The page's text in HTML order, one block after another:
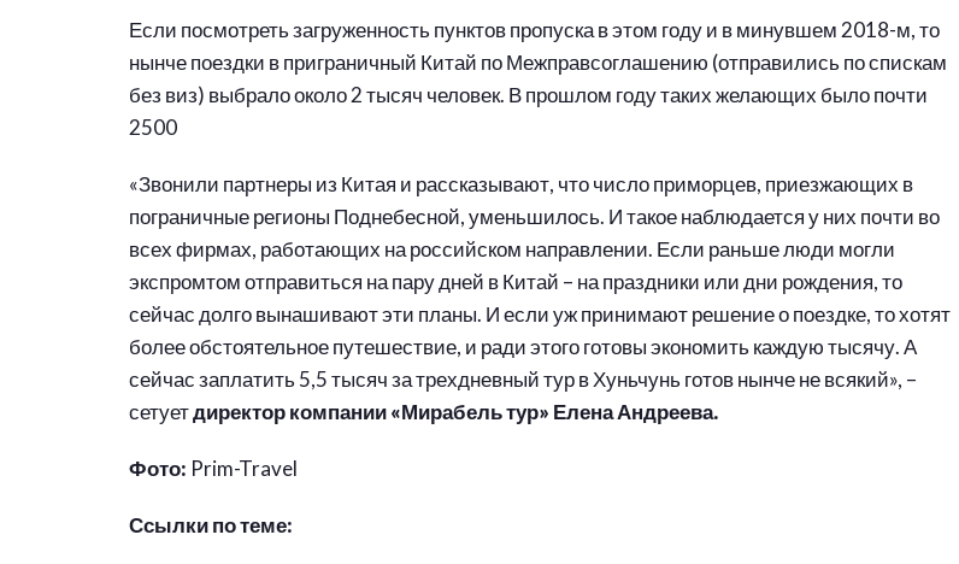
Если посмотреть загруженность пунктов пропуска в этом году и в минувшем 2018-м, то
нынче поездки в приграничный Китай по Межправсоглашению (отправились по спискам
без виз) выбрало около 2 тысяч человек. В прошлом году таких желающих было почти
2500
«Звонили партнеры из Китая и рассказывают, что число приморцев, приезжающих в
пограничные регионы Поднебесной, уменьшилось. И такое наблюдается у них почти во
всех фирмах, работающих на российском направлении. Если раньше люди могли
экспромтом отправиться на пару дней в Китай – на праздники или дни рождения, то
сейчас долго вынашивают эти планы. И если уж принимают решение о поездке, то хотят
более обстоятельное путешествие, и ради этого готовы экономить каждую тысячу. А
сейчас заплатить 5,5 тысяч за трехдневный тур в Хуньчунь готов нынче не всякий», –
сетуетдиректор компании «Мирабель тур» Елена Андреева.
Фото: Prim-Travel
Ссылки по теме: